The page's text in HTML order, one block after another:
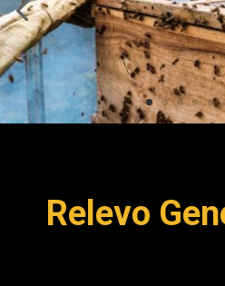
Relevo